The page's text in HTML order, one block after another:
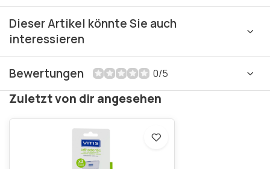
Dieser Artikel könnte Sie auch
interessieren
Bewertungen 0/5
Zuletzt von dir angesehen